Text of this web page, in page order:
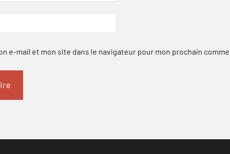
e-mail et mon site dans le navigateur pour mon prochain